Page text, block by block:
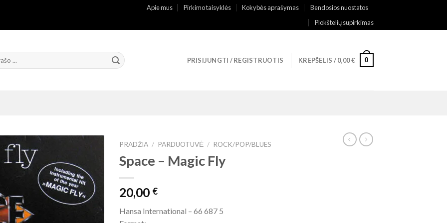
Apie mus Pirkimo taisyklės Kokybės aprašymas
Bendosios nuostatos
Plokštelių supirkimas
PRISIJUNGTI / REGISTRUOTIS KREPŠELIS /0,00€ 0
PRADŽIA / PARDUOTUVĖ / ROCK/POP/BLUES
Space ‎– Magic Fly
20,00 €
Hansa International – 66 687 5